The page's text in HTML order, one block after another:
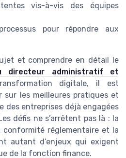
vis-à-vis des équipes
pour répondre aux
et comprendre en détail le
directeur administratif et
digitale, il est
sur les meilleures pratiques et
des entreprises déjà engagées
défis ne s’arrêtent pas là : la
conformité réglementaire et la
autant d’enjeux qui exigent
de la fonction finance.